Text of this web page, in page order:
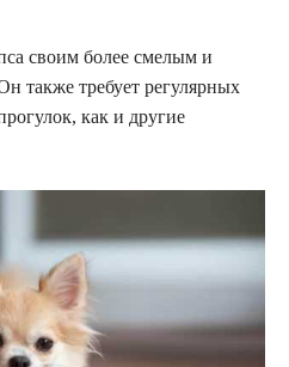
своим более смелым и
также требует регулярных
как и другие